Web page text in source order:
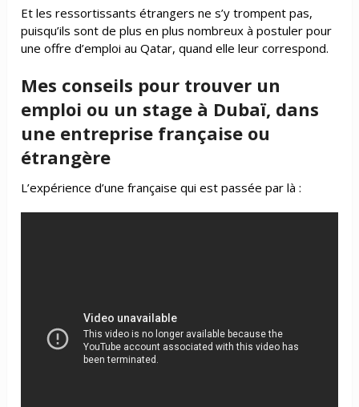
Et les ressortissants étrangers ne s’y trompent pas,
puisqu’ils sont de plus en plus nombreux à postuler pour
une offre d’emploi au Qatar, quand elle leur correspond.
Mes conseils pour trouver un
emploi ou un stage à Dubaï, dans
une entreprise française ou
étrangère
L’expérience d’une française qui est passée par là :